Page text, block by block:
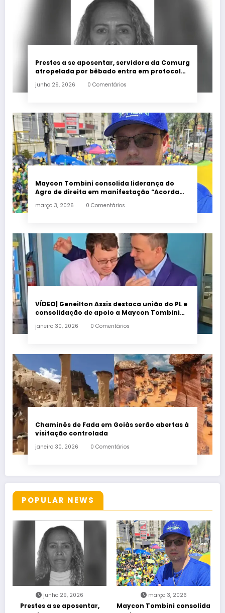
Prestes a se aposentar, servidora da Comurg
atropelada por bêbado entra em protocolo
junho 29, 2026 0 Comentários
Maycon Tombini consolida liderança do
Agro de direita em manifestação “Acorda
março 3, 2026 0 Comentários
VÍDEO| Geneilton Assis destaca união do PL e
consolidação de apoio a Maycon Tombini
janeiro 30, 2026 0 Comentários
Chaminés de Fada em Goiás serão abertas à
visitação controlada
janeiro 30, 2026 0 Comentários
POPULAR NEWS
junho 29, 2026
Prestes a se aposentar,
março 3, 2026
Maycon Tombini consolida